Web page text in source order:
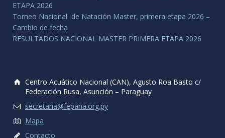
ETAPA 2026
Torneo Nacional de Natación Master, primera etapa 2026 –
Cambio de fecha
RESULTADOS NACIONAL MASTER PRIMERA ETAPA 2026
Centro Acuático Nacional (CAN), Agusto Roa Basto c/
Federación Rusa, Asunción – Paraguay
secretaria@fepana.org.py
Mapa
Contacto